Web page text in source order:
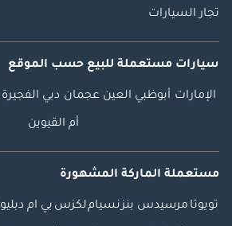
تجار السيارات
سيارات مستعملة للبيع حسب الموقع
الإمارات أبوظبي العين عجمان دبي الفجيرة
أم القيوين
مستعملة الماركة المشهورة
تويوتا مرسيدس بنزنسياملكزس بي ام دبليو